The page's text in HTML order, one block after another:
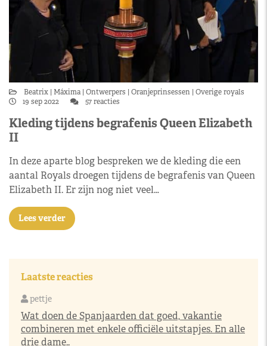
Beatrix Máxima Ontwerpers Oranjeprinsessen Overige royals
19 sep 2022
57 reacties
Kleding tijdens begrafenis Queen Elizabeth
II
In deze aparte blog bespreken we de kleding die een
aantal Royals droegen tijdens de begrafenis van Queen
Elizabeth II. Er zijn nog niet veel…
Lees verder
Laatste reacties
pettje
Wat doen de Spanjaarden dat goed, vakantie
combineren met enkele officiële uitstapjes. En alle
drie dame..